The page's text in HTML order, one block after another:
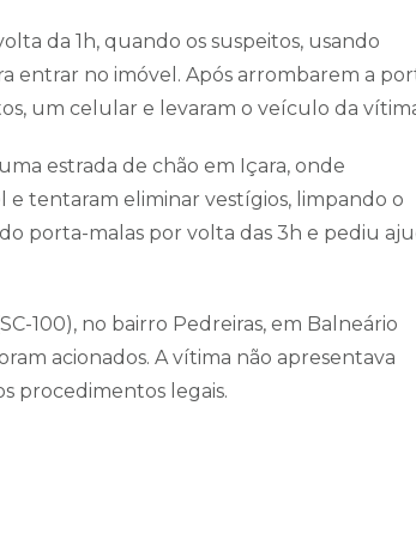
da 1h, quando os suspeitos, usando
entrar no imóvel. Após arrombarem a
um celular e levaram o veículo da
estrada de chão em Içara, onde
tentaram eliminar vestígios, limpando o
porta-malas por volta das 3h e pediu
100), no bairro Pedreiras, em Balneário
acionados. A vítima não apresentava
procedimentos legais.